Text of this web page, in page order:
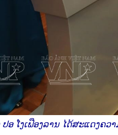
ປອ ໂງເຟືອງລານ ໄດ້ສະແດງຄ